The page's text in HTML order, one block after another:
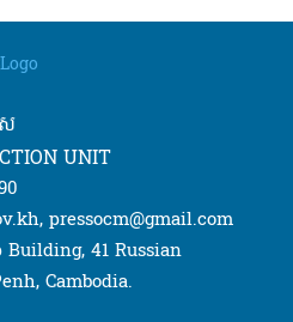
UNIT
pressocm@gmail.com
41 Russian
Cambodia.